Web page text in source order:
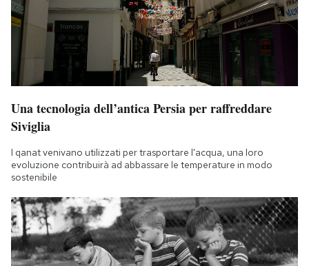
Una tecnologia dell’antica Persia per raffreddare
Siviglia
I qanat venivano utilizzati per trasportare l'acqua, una loro
evoluzione contribuirà ad abbassare le temperature in modo
sostenibile